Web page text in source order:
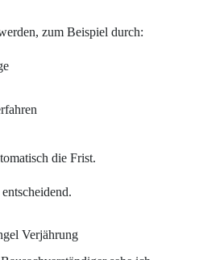
zum Beispiel durch:
die Frist.
Verjährung